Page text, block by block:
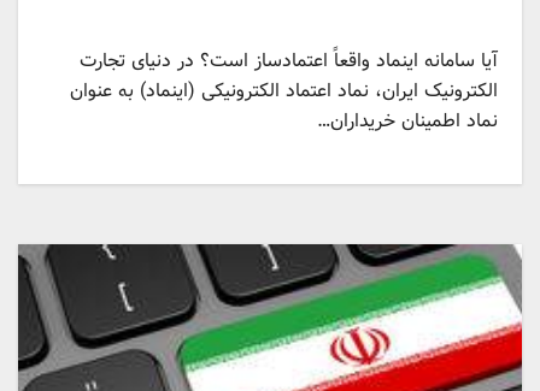
آیا سامانه اینماد واقعاً اعتمادساز است؟ در دنیای تجارت
الکترونیک ایران، نماد اعتماد الکترونیکی (اینماد) به عنوان
نماد اطمینان خریداران…